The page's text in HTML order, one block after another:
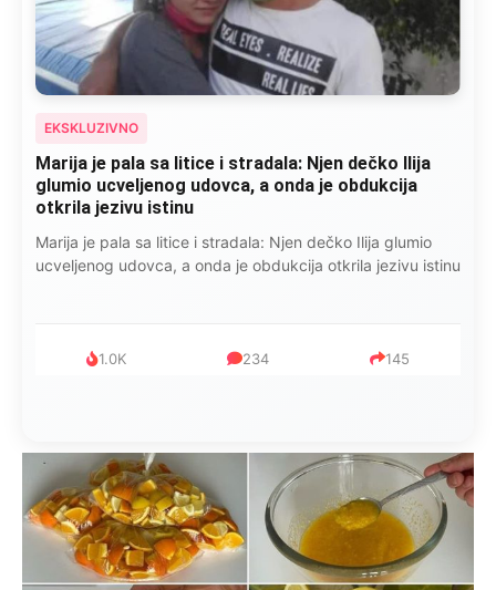
EKSKLUZIVNO
Marija je pala sa litice i stradala: Njen dečko Ilija
glumio ucveljenog udovca, a onda je obdukcija
otkrila jezivu istinu
Marija je pala sa litice i stradala: Njen dečko Ilija glumio
ucveljenog udovca, a onda je obdukcija otkrila jezivu istinu
1.0K 234 145